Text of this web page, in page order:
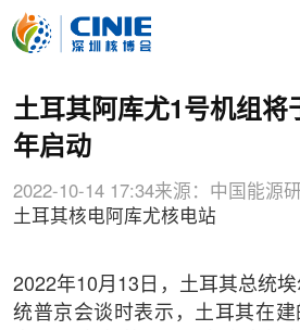
土耳其阿库尤1号机组将
年启动
2022-10-14 17:34来源：中国能源
土耳其核电 阿库尤核电站
2022年10月13日，土耳其总统
统普京会谈时表示，土耳其在